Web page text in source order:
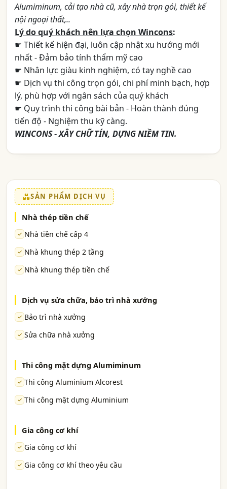
Alumiminum, cải tạo nhà cũ, xây nhà trọn gói, thiết kế
nội ngoại thất,..
Lý do quý khách nên lựa chọn Wincons:
☛ Thiết kế hiện đại, luôn cập nhật xu hướng mới
nhất - Đảm bảo tính thẩm mỹ cao
☛ Nhân lực giàu kinh nghiệm, có tay nghề cao
☛ Dịch vụ thi công trọn gói, chi phí minh bạch, hợp
lý, phù hợp với ngân sách của quý khách
☛ Quy trình thi công bài bản - Hoàn thành đúng
tiến độ - Nghiệm thu kỹ càng.
WINCONS - XÂY CHỮ TÍN, DỰNG NIỀM TIN.
SẢN PHẨM DỊCH VỤ
Nhà thép tiền chế
Nhà tiền chế cấp 4
Nhà khung thép 2 tầng
Nhà khung thép tiền chế
Dịch vụ sửa chữa, bảo trì nhà xưởng
Bảo trì nhà xưởng
Sửa chữa nhà xưởng
Thi công mặt dựng Alumiminum
Thi công Aluminium Alcorest
Thi công mặt dựng Aluminium
Gia công cơ khí
Gia công cơ khí
Gia công cơ khí theo yêu cầu